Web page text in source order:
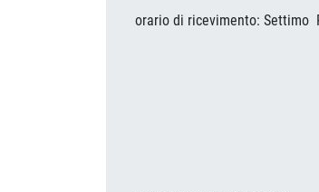
orario di ricevimento: Settimo